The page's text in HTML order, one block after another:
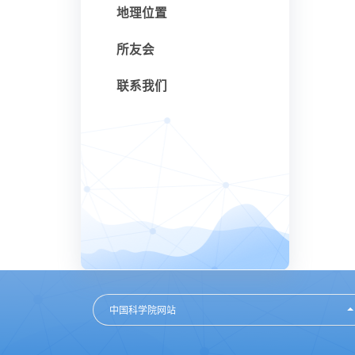
地理位置
所友会
联系我们
中国科学院网站